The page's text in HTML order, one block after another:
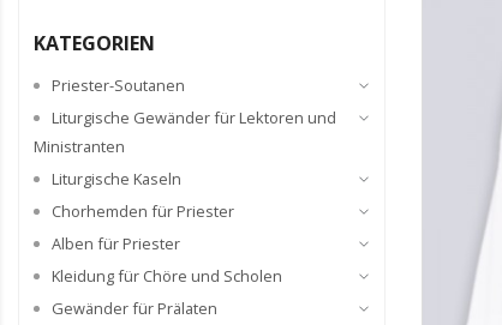
KATEGORIEN
Priester-Soutanen
Liturgische Gewänder für Lektoren und
Ministranten
Liturgische Kaseln
Chorhemden für Priester
Alben für Priester
Kleidung für Chöre und Scholen
Gewänder für Prälaten